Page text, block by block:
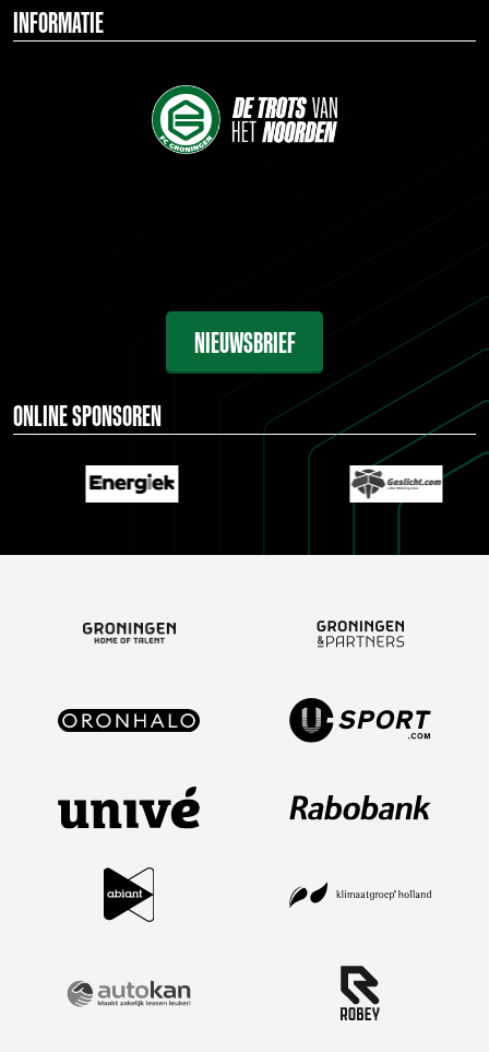
INFORMATIE
NIEUWSBRIEF
ONLINE SPONSOREN